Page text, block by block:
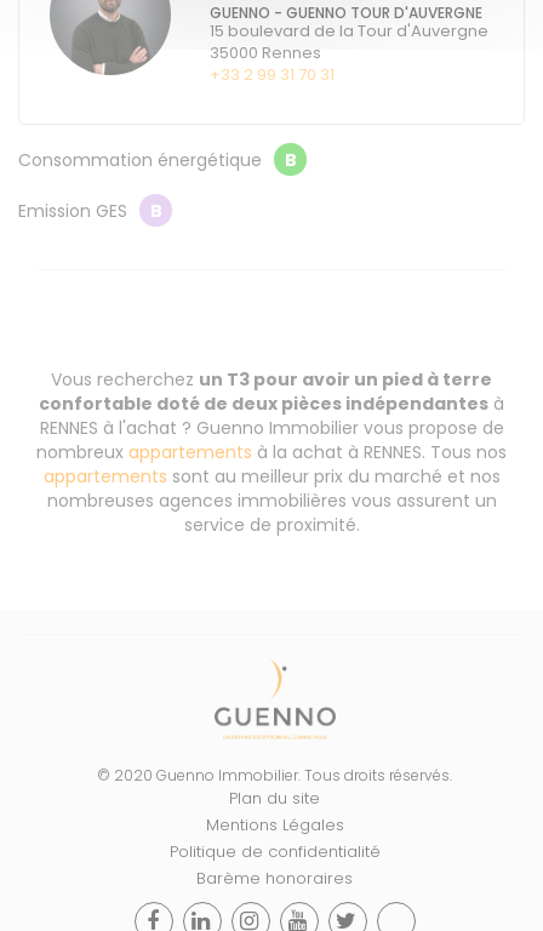
GUENNO - GUENNO TOUR D'AUVERGNE
15 boulevard de la Tour d'Auvergne
35000 Rennes
+33 2 99 31 70 31
Consommation énergétique B
Emission GES B
Vous recherchez un T3 pour avoir un pied à terre
confortable doté de deux pièces indépendantes à
RENNES à l'achat ? Guenno Immobilier vous propose de
nombreux appartements à la achat à RENNES. Tous nos
appartements sont au meilleur prix du marché et nos
nombreuses agences immobilières vous assurent un
service de proximité.
© 2020 Guenno Immobilier. Tous droits réservés.
Plan du site
Mentions Légales
Politique de confidentialité
Barème honoraires